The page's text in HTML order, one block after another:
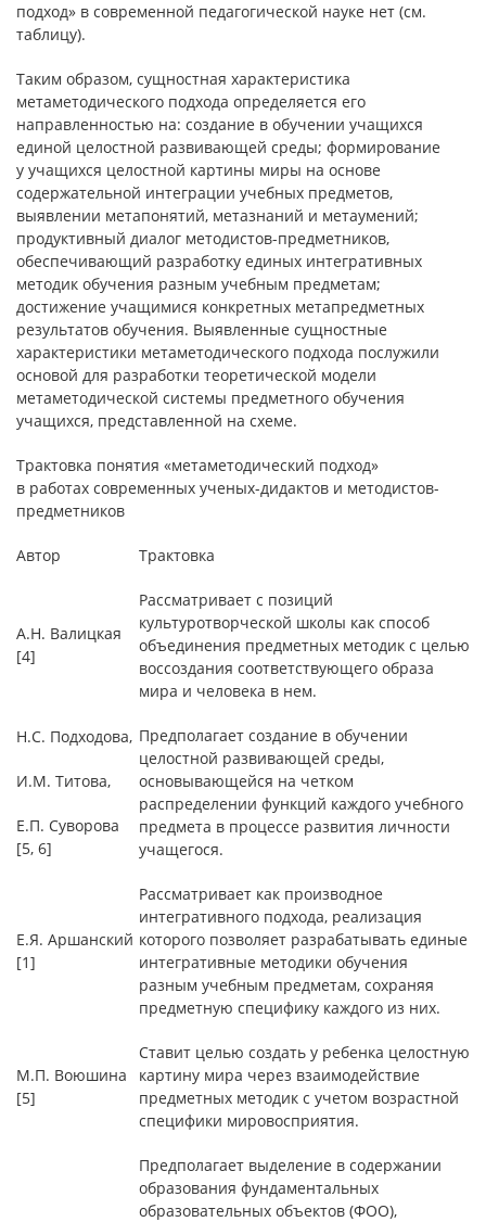
подход» в современной педагогической науке нет (см.
таблицу).
Таким образом, сущностная характеристика
метаметодического подхода определяется его
направленностью на: создание в обучении учащихся
единой целостной развивающей среды; формирование
у учащихся целостной картины миры на основе
содержательной интеграции учебных предметов,
выявлении метапонятий, метазнаний и метаумений;
продуктивный диалог методистов-предметников,
обеспечивающий разработку единых интегративных
методик обучения разным учебным предметам;
достижение учащимися конкретных метапредметных
результатов обучения. Выявленные сущностные
характеристики метаметодического подхода послужили
основой для разработки теоретической модели
метаметодической системы предметного обучения
учащихся, представленной на схеме.
Трактовка понятия «метаметодический подход»
в работах современных ученых-дидактов и методистов-
предметников
Автор Трактовка
А.Н. Валицкая
[4]
Рассматривает с позиций
культуротворческой школы как способ
объединения предметных методик с целью
воссоздания соответствующего образа
мира и человека в нем.
Н.С. Подходова,
И.М. Титова,
Е.П. Суворова
[5, 6]
Предполагает создание в обучении
целостной развивающей среды,
основывающейся на четком
распределении функций каждого учебного
предмета в процессе развития личности
учащегося.
Е.Я. Аршанский
[1]
Рассматривает как производное
интегративного подхода, реализация
которого позволяет разрабатывать единые
интегративные методики обучения
разным учебным предметам, сохраняя
предметную специфику каждого из них.
М.П. Воюшина
[5]
Ставит целью создать у ребенка целостную
картину мира через взаимодействие
предметных методик с учетом возрастной
специфики мировосприятия.
Предполагает выделение в содержании
образования фундаментальных
образовательных объектов (ФОО),